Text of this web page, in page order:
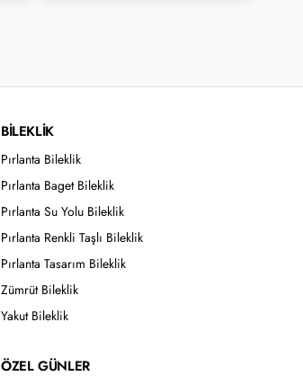
BİLEKLİK
Pırlanta Bileklik
Pırlanta Baget Bileklik
Pırlanta Su Yolu Bileklik
Pırlanta Renkli Taşlı Bileklik
Pırlanta Tasarım Bileklik
Zümrüt Bileklik
Yakut Bileklik
ÖZEL GÜNLER